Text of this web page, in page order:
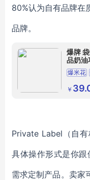
80%认为自有品牌在
品牌。
爆牌
品奶油
爆米花
￥
Private Label（自
具体操作形式是你
需求定制产品。卖家